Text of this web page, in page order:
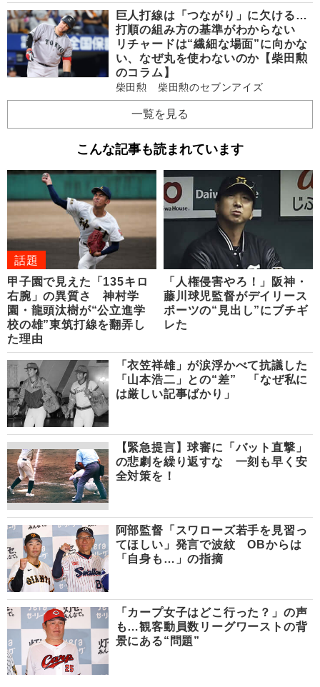
巨人打線は「つながり」に欠ける…
打順の組み方の基準がわからない
リチャードは“繊細な場面”に向かな
い、なぜ丸を使わないのか【柴田勲
のコラム】
柴田勲 柴田勲のセブンアイズ
一覧を見る
こんな記事も読まれています
話題
甲子園で見えた「135キロ
右腕」の異質さ 神村学
園・龍頭汰樹が“公立進学
校の雄”東筑打線を翻弄し
た理由
「人権侵害やろ！」阪神・
藤川球児監督がデイリース
ポーツの“見出し”にブチギ
レた
「衣笠祥雄」が涙浮かべて抗議した
「山本浩二」との“差” 「なぜ私に
は厳しい記事ばかり」
【緊急提言】球審に「バット直撃」
の悲劇を繰り返すな 一刻も早く安
全対策を！
阿部監督「スワローズ若手を見習っ
てほしい」発言で波紋 OBからは
「自身も…」の指摘
「カープ女子はどこ行った？」の声
も…観客動員数リーグワーストの背
景にある“問題”